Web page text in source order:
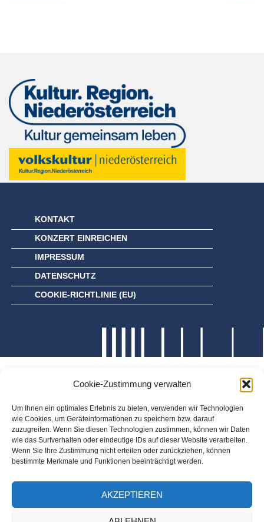
Cookie-Zustimmung verwalten
Um Ihnen ein optimales Erlebnis zu bieten, verwenden wir Technologien
wie Cookies, um Geräteinformationen zu speichern bzw. darauf
zuzugreifen. Wenn Sie diesen Technologien zustimmen, können wir Daten
wie das Surfverhalten oder eindeutige IDs auf dieser Website verarbeiten.
Wenn Sie Ihre Zustimmung nicht erteilen oder zurückziehen, können
bestimmte Merkmale und Funktionen beeinträchtigt werden.
AKZEPTIEREN
KONTAKT
KONZERT EINREICHEN
IMPRESSUM
DATENSCHUTZ
COOKIE-RICHTLINIE (EU)